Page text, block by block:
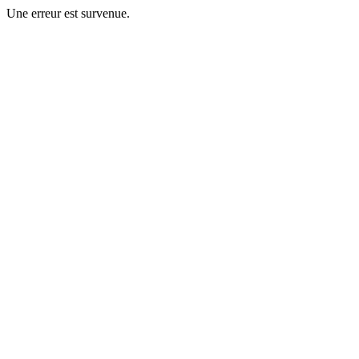
Une erreur est survenue.